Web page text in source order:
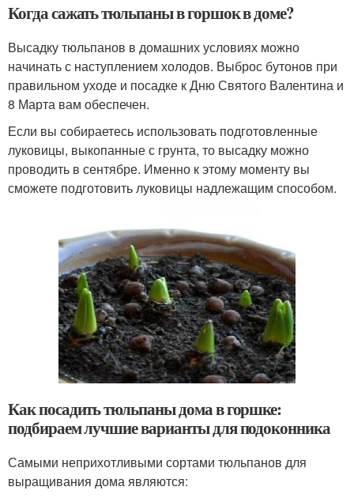
Когда сажать тюльпаны в горшок в доме?
Высадку тюльпанов в домашних условиях можно
начинать с наступлением холодов. Выброс бутонов при
правильном уходе и посадке к Дню Святого Валентина и
8 Марта вам обеспечен.
Если вы собираетесь использовать подготовленные
луковицы, выкопанные с грунта, то высадку можно
проводить в сентябре. Именно к этому моменту вы
сможете подготовить луковицы надлежащим способом.
Как посадить тюльпаны дома в горшке:
подбираем лучшие варианты для подоконника
Самыми неприхотливыми сортами тюльпанов для
выращивания дома являются: